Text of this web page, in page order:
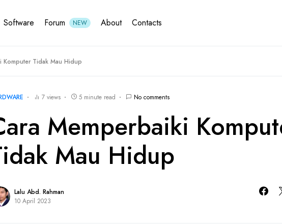
Software Forum NEW About Contacts
Komputer Tidak Mau Hidup
7 views 5 minute read No comments
Memperbaiki
Mau Hidup
Lalu Abd. Rahman
10 April 2023